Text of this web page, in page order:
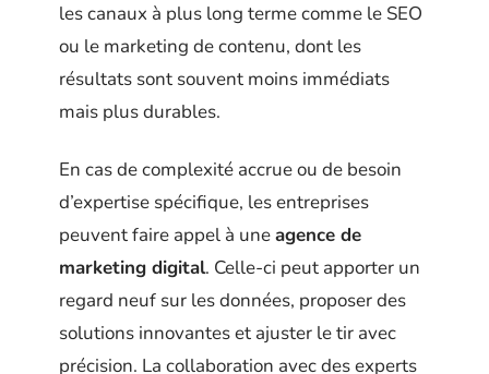
les canaux à plus long terme comme le SEO
ou le marketing de contenu, dont les
résultats sont souvent moins immédiats
mais plus durables.
En cas de complexité accrue ou de besoin
d’expertise spécifique, les entreprises
peuvent faire appel à uneagence de
marketing digital. Celle-ci peut apporter un
regard neuf sur les données, proposer des
solutions innovantes et ajuster le tir avec
précision. La collaboration avec des experts